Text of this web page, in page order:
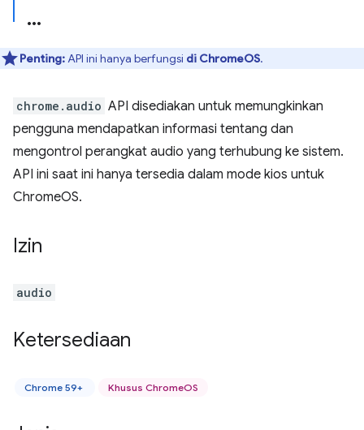
Penting:API ini hanya berfungsi di ChromeOS.
chrome.audio API disediakan untuk memungkinkan
pengguna mendapatkan informasi tentang dan
mengontrol perangkat audio yang terhubung ke sistem.
API ini saat ini hanya tersedia dalam mode kios untuk
ChromeOS.
Izin
audio
Ketersediaan
Chrome 59+ Khusus ChromeOS